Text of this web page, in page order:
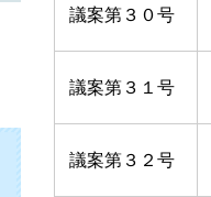
議案第３０号
議案第３１号
議案第３２号